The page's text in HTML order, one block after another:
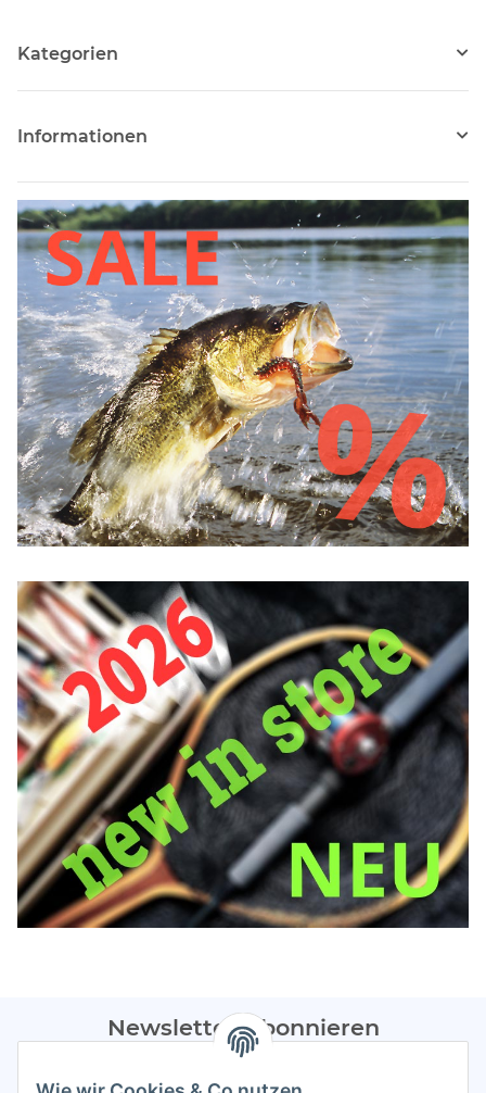
Kategorien
Informationen
Newsletter Abonnieren
Bitte sendet mir entsprechend eurer